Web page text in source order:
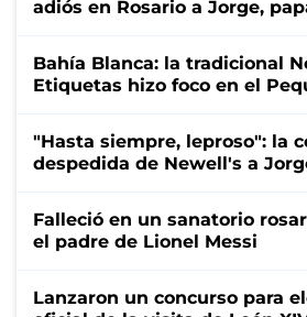
adiós en Rosario a Jorge,
Bahía Blanca: la tradicional
Etiquetas hizo foco en el
"Hasta siempre, leproso": la
despedida de Newell's a
Falleció en un sanatorio
el padre de Lionel Messi
Lanzaron un concurso para